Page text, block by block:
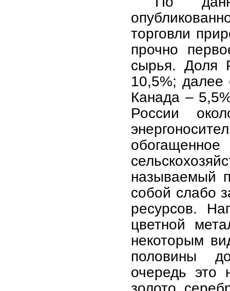
торговли
прочно
сырья. Доля
10,5%; далее
Канада –
России
называемый
собой слабо
ресурсов.
цветной
некоторым
половины
очередь это